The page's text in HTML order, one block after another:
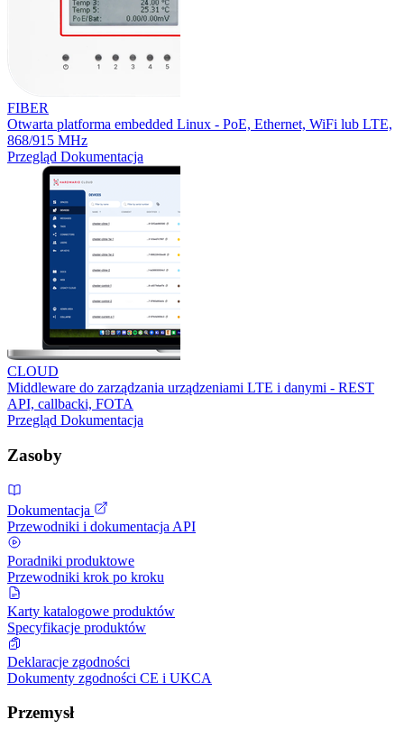
FIBER
Otwarta platforma embedded Linux - PoE, Ethernet, WiFi lub LTE,
868/915 MHz
Przegląd Dokumentacja
CLOUD
Middleware do zarządzania urządzeniami LTE i danymi - REST
API, callbacki, FOTA
Przegląd Dokumentacja
Zasoby
Dokumentacja
Przewodniki i dokumentacja API
Poradniki produktowe
Przewodniki krok po kroku
Karty katalogowe produktów
Specyfikacje produktów
Deklaracje zgodności
Dokumenty zgodności CE i UKCA
Przemysł